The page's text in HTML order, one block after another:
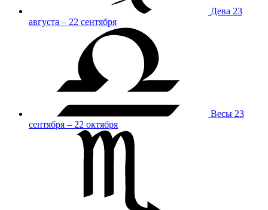
Дева 23
августа – 22 сентября
Весы 23
сентября – 22 октября